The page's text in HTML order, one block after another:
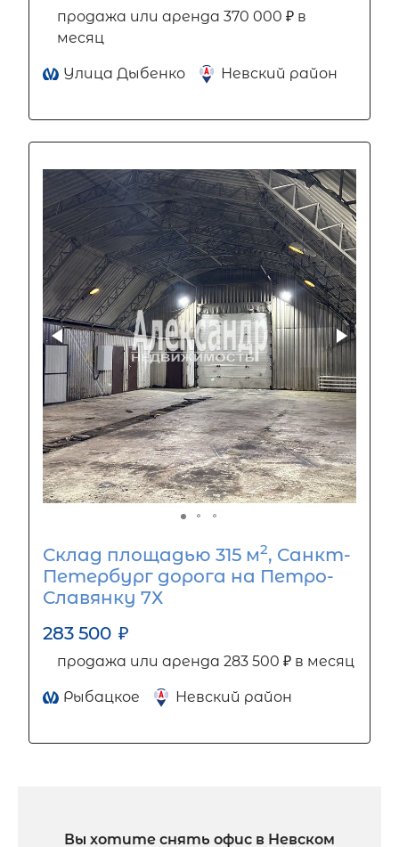
продажа или аренда 370 000 ₽ в
месяц
Улица Дыбенко Невский район
Склад площадью 315 м2, Санкт-
Петербург дорога на Петро-
Славянку 7Х
283 500 ₽
продажа или аренда 283 500 ₽ в месяц
Рыбацкое Невский район
Вы хотите снять офис в Невском